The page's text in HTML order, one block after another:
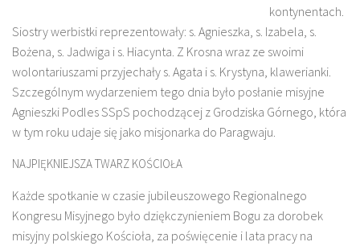
kontynentach.
Siostry werbistki reprezentowały: s. Agnieszka, s. Izabela, s.
Bożena, s. Jadwiga i s. Hiacynta. Z Krosna wraz ze swoimi
wolontariuszami przyjechały s. Agata i s. Krystyna, klawerianki.
Szczególnym wydarzeniem tego dnia było posłanie misyjne
Agnieszki Podles SSpS pochodzącej z Grodziska Górnego, która
w tym roku udaje się jako misjonarka do Paragwaju.
NAJPIĘKNIEJSZA TWARZ KOŚCIOŁA
Każde spotkanie w czasie jubileuszowego Regionalnego
Kongresu Misyjnego było dziękczynieniem Bogu za dorobek
misyjny polskiego Kościoła, za poświęcenie i lata pracy na